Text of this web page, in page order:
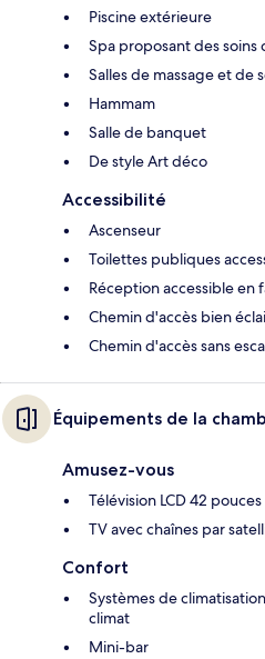
Piscine extérieure
Spa proposant des soins
Salles de massage et de
Hammam
Salle de banquet
De style Art déco
Accessibilité
Ascenseur
Toilettes publiques
Réception accessible en
Chemin d'accès bien
Chemin d'accès sans
Équipements de la
Amusez-vous
Télévision LCD 42 pouces
TV avec chaînes par
Confort
Systèmes de
climat
Mini-bar